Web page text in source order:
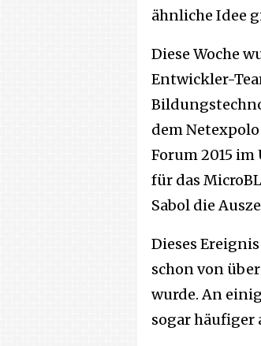
ähnliche Idee
Diese Woche
Entwickler-
dem
Forum 2015
für das
Sabol die
Dieses
schon von
wurde. An
sogar häufiger